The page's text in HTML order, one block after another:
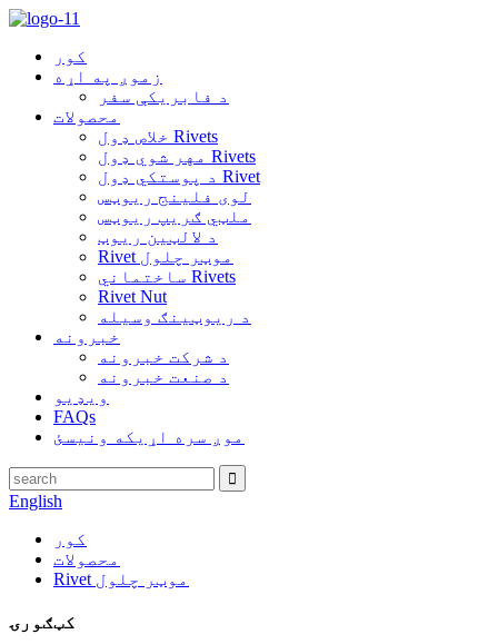
کور
زموږ په اړه
د فابریکې سفر
محصولات
خلاص ډول Rivets
مهر شوي ډول Rivets
د پوستکي ډول Rivet
لوی فلینج ریوټس
ملټي ګریپ ریوټس
د لالټین ریوټ
Rivet موټر چلول
ساختماني Rivets
Rivet Nut
د ریوټینګ وسیله
خبرونه
د شرکت خبرونه
د صنعت خبرونه
ویډیو
FAQs
موږ سره اړیکه ونیسئ
English
کور
محصولات
Rivet موټر چلول
کټګورۍ